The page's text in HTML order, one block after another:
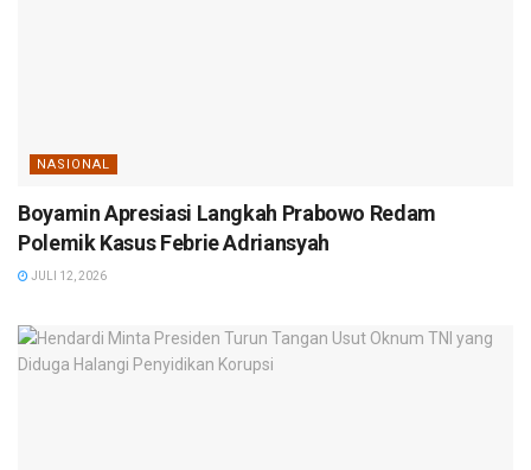
NASIONAL
Boyamin Apresiasi Langkah Prabowo Redam
Polemik Kasus Febrie Adriansyah
JULI 12, 2026